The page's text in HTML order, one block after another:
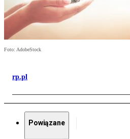
Foto: AdobeStock
rp.pl
Powiązane